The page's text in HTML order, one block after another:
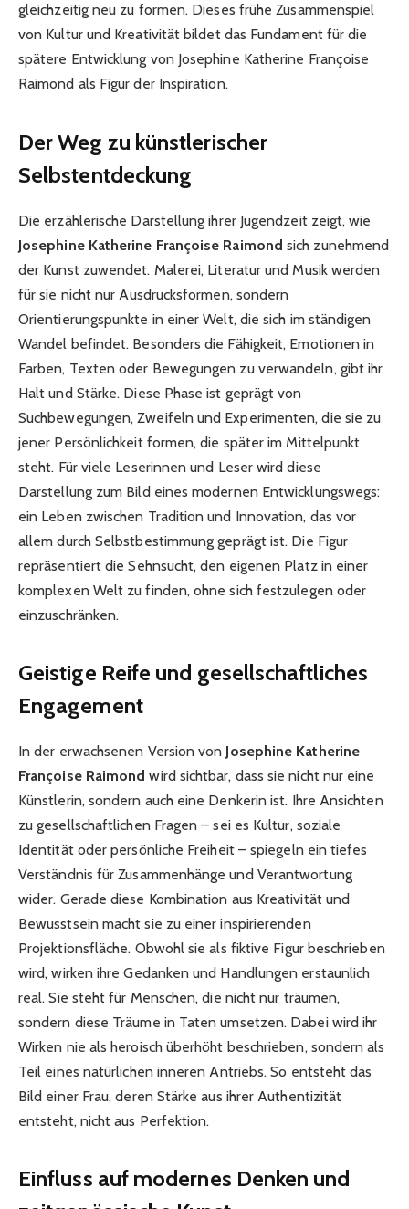
gleichzeitig neu zu formen. Dieses frühe Zusammenspiel
von Kultur und Kreativität bildet das Fundament für die
spätere Entwicklung von Josephine Katherine Françoise
Raimond als Figur der Inspiration.
Der Weg zu künstlerischer
Selbstentdeckung
Die erzählerische Darstellung ihrer Jugendzeit zeigt, wie
Josephine Katherine Françoise Raimond sich zunehmend
der Kunst zuwendet. Malerei, Literatur und Musik werden
für sie nicht nur Ausdrucksformen, sondern
Orientierungspunkte in einer Welt, die sich im ständigen
Wandel befindet. Besonders die Fähigkeit, Emotionen in
Farben, Texten oder Bewegungen zu verwandeln, gibt ihr
Halt und Stärke. Diese Phase ist geprägt von
Suchbewegungen, Zweifeln und Experimenten, die sie zu
jener Persönlichkeit formen, die später im Mittelpunkt
steht. Für viele Leserinnen und Leser wird diese
Darstellung zum Bild eines modernen Entwicklungswegs:
ein Leben zwischen Tradition und Innovation, das vor
allem durch Selbstbestimmung geprägt ist. Die Figur
repräsentiert die Sehnsucht, den eigenen Platz in einer
komplexen Welt zu finden, ohne sich festzulegen oder
einzuschränken.
Geistige Reife und gesellschaftliches
Engagement
In der erwachsenen Version von Josephine Katherine
Françoise Raimond wird sichtbar, dass sie nicht nur eine
Künstlerin, sondern auch eine Denkerin ist. Ihre Ansichten
zu gesellschaftlichen Fragen – sei es Kultur, soziale
Identität oder persönliche Freiheit – spiegeln ein tiefes
Verständnis für Zusammenhänge und Verantwortung
wider. Gerade diese Kombination aus Kreativität und
Bewusstsein macht sie zu einer inspirierenden
Projektionsfläche. Obwohl sie als fiktive Figur beschrieben
wird, wirken ihre Gedanken und Handlungen erstaunlich
real. Sie steht für Menschen, die nicht nur träumen,
sondern diese Träume in Taten umsetzen. Dabei wird ihr
Wirken nie als heroisch überhöht beschrieben, sondern als
Teil eines natürlichen inneren Antriebs. So entsteht das
Bild einer Frau, deren Stärke aus ihrer Authentizität
entsteht, nicht aus Perfektion.
Einfluss auf modernes Denken und